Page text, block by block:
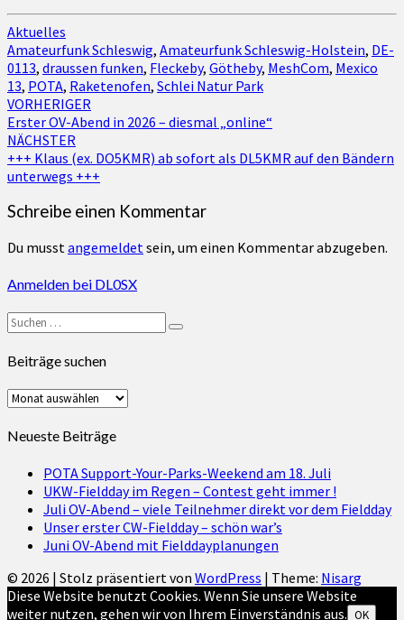
Aktuelles
Amateurfunk Schleswig, Amateurfunk Schleswig-Holstein, DE-
0113, draussen funken, Fleckeby, Götheby, MeshCom, Mexico
13, POTA, Raketenofen, Schlei Natur Park
Beitragsnavigation
VORHERIGER
Erster OV-Abend in 2026 – diesmal „online“
NÄCHSTER
+++ Klaus (ex. DO5KMR) ab sofort als DL5KMR auf den Bändern
unterwegs +++
Schreibe einen Kommentar
Du musstangemeldetsein, um einen Kommentar abzugeben.
Anmelden bei DL0SX
Suchen
nach:
Suchen
Beiträge suchen
Beiträge
Neueste Beiträge
POTA Support-Your-Parks-Weekend am 18. Juli
UKW-Fieldday im Regen – Contest geht immer !
Juli OV-Abend – viele Teilnehmer direkt vor dem Fieldday
Unser erster CW-Fieldday – schön war’s
Juni OV-Abend mit Fielddayplanungen
© 2026 | Stolz präsentiert von WordPress | Theme: Nisarg
Diese Website benutzt Cookies. Wenn Sie unsere Website
weiter nutzen, gehen wir von Ihrem Einverständnis aus. OK